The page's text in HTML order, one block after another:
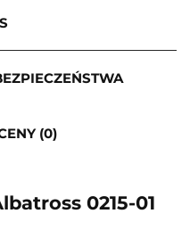
(0)
0215-01